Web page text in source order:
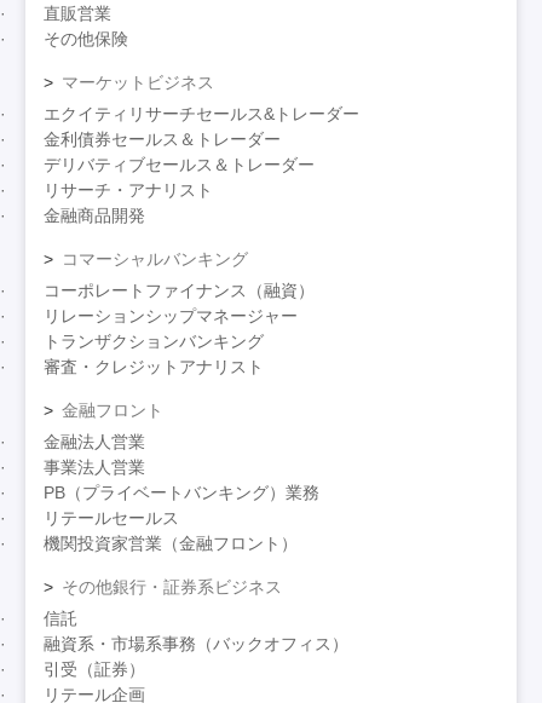
直販営業
その他保険
マーケットビジネス
エクイティリサーチセールス&トレーダー
金利債券セールス＆トレーダー
デリバティブセールス＆トレーダー
リサーチ・アナリスト
金融商品開発
コマーシャルバンキング
コーポレートファイナンス（融資）
リレーションシップマネージャー
トランザクションバンキング
審査・クレジットアナリスト
金融フロント
金融法人営業
事業法人営業
PB（プライベートバンキング）業務
リテールセールス
機関投資家営業（金融フロント）
その他銀行・証券系ビジネス
信託
融資系・市場系事務（バックオフィス）
引受（証券）
リテール企画